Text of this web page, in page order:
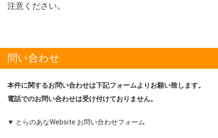
注意ください。
問い合わせ
本件に関するお問い合わせは下記フォームよりお願い致します。
電話でのお問い合わせは受け付けておりません。
▼ とらのあなWebsite お問い合わせフォーム